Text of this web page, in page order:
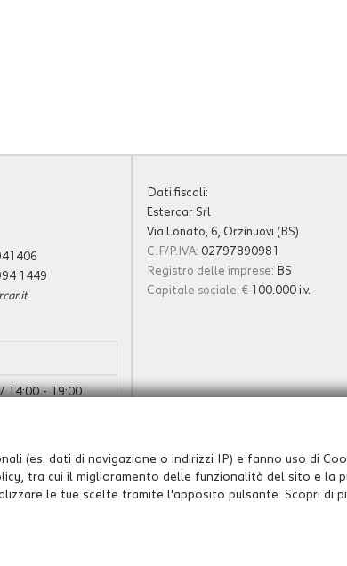
1449
14:00 - 19:00
Dati fiscali:
Estercar Srl
Via Lonato, 6, Orzinuovi (BS)
C.F/P.IVA: 02797890981
Registro delle imprese: BS
Capitale sociale: €
100.000 i.v.
(es. dati di navigazione o indirizzi IP) e fanno uso di
tra cui il miglioramento delle funzionalità del sito e la
le tue scelte tramite l'apposito pulsante. Scopri di